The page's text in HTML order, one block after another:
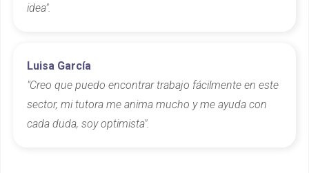
idea".
Luisa García
"Creo que puedo encontrar trabajo fácilmente en este
sector, mi tutora me anima mucho y me ayuda con
cada duda, soy optimista".